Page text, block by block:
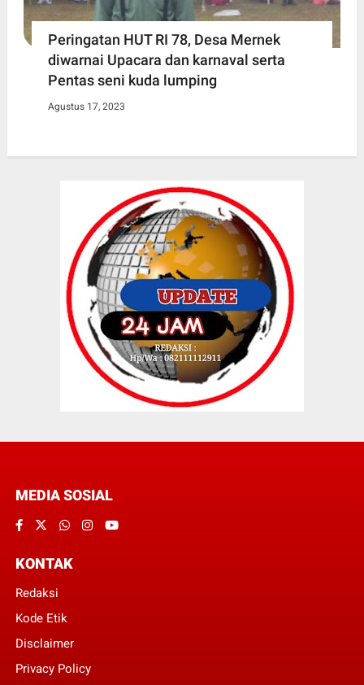
Peringatan HUT RI 78, Desa Mernek
diwarnai Upacara dan karnaval serta
Pentas seni kuda lumping
Agustus 17, 2023
MEDIA SOSIAL
KONTAK
Redaksi
Kode Etik
Disclaimer
Privacy Policy